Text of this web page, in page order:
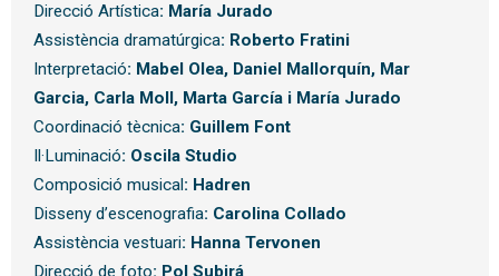
Direcció Artística: María Jurado
Assistència dramatúrgica: Roberto Fratini
Interpretació: Mabel Olea, Daniel Mallorquín, Mar
Garcia, Carla Moll, Marta García i María Jurado
Coordinació tècnica: Guillem Font
Il·Luminació: Oscila Studio
Composició musical: Hadren
Disseny d’escenografia: Carolina Collado
Assistència vestuari: Hanna Tervonen
Direcció de foto: Pol Subirá